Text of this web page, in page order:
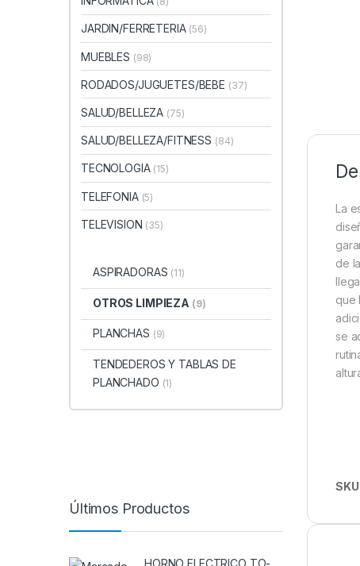
La
de
que
se
JARDIN/FERRETERIA (56)
MUEBLES (98)
RODADOS/JUGUETES/BEBE (37)
SALUD/BELLEZA (75)
SALUD/BELLEZA/FITNESS (84)
TECNOLOGIA (15)
TELEFONIA (5)
TELEVISION (35)
ASPIRADORAS (11)
OTROS LIMPIEZA (9)
PLANCHAS (9)
TENDEDEROS Y TABLAS DE
PLANCHADO (1)
Últimos Productos
HORNO ELECTRICO TO-